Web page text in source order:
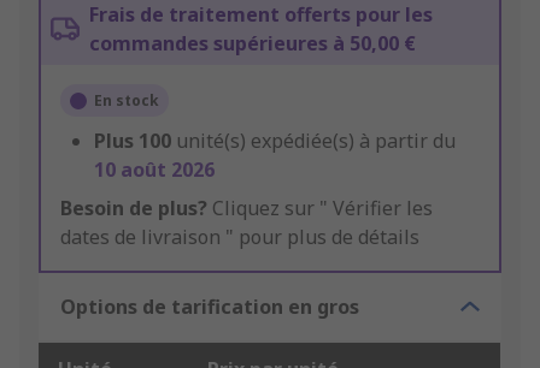
Frais de traitement offerts pour les
commandes supérieures à 50,00 €
En stock
Plus 100 unité(s) expédiée(s) à partir du
10 août 2026
Besoin de plus? Cliquez sur " Vérifier les
dates de livraison " pour plus de détails
Options de tarification en gros